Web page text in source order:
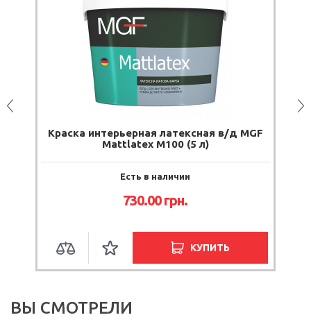
латексная в/д MGF
КУПИТЬ
Краска интерьерная
ВЫ СМОТРЕЛИ